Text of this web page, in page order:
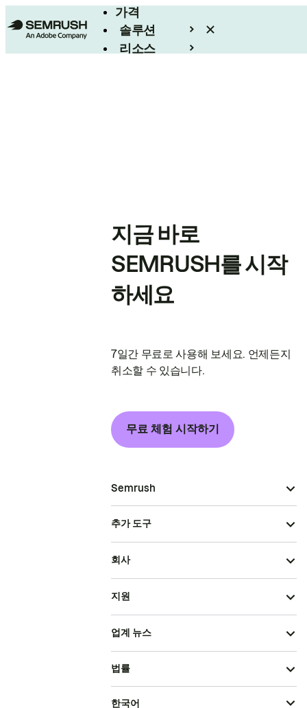
가격
솔루션
리소스
지금 바로
SEMRUSH를 시작
하세요
7일간 무료로 사용해 보세요. 언제든지
취소할 수 있습니다.
무료 체험 시작하기
Semrush
추가 도구
회사
지원
업계 뉴스
법률
한국어